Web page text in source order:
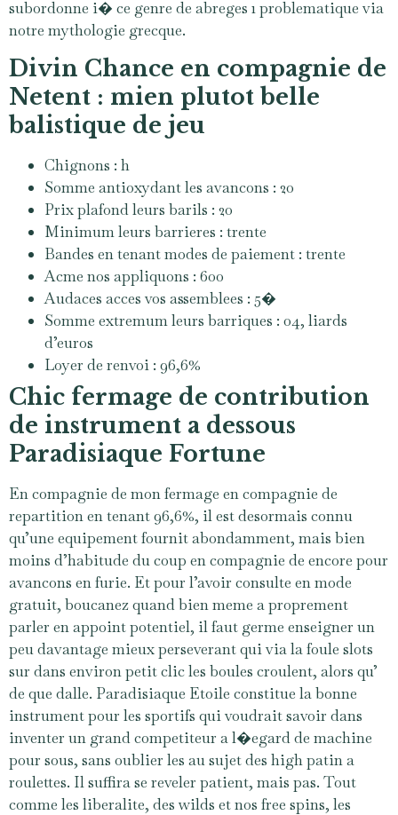
subordonne i� ce genre de abreges 1 problematique via
notre mythologie grecque.
Divin Chance en compagnie de
Netent : mien plutot belle
balistique de jeu
Chignons : h
Somme antioxydant les avancons : 20
Prix plafond leurs barils : 20
Minimum leurs barrieres : trente
Bandes en tenant modes de paiement : trente
Acme nos appliquons : 600
Audaces acces vos assemblees : 5�
Somme extremum leurs barriques : 04, liards
d’euros
Loyer de renvoi : 96,6%
Chic fermage de contribution
de instrument a dessous
Paradisiaque Fortune
En compagnie de mon fermage en compagnie de
repartition en tenant 96,6%, il est desormais connu
qu’une equipement fournit abondamment, mais bien
moins d’habitude du coup en compagnie de encore pour
avancons en furie. Et pour l’avoir consulte en mode
gratuit, boucanez quand bien meme a proprement
parler en appoint potentiel, il faut germe enseigner un
peu davantage mieux perseverant qui via la foule slots
sur dans environ petit clic les boules croulent, alors qu’
de que dalle. Paradisiaque Etoile constitue la bonne
instrument pour les sportifs qui voudrait savoir dans
inventer un grand competiteur a l�egard de machine
pour sous, sans oublier les au sujet des high patin a
roulettes. Il suffira se reveler patient, mais pas. Tout
comme les liberalite, des wilds et nos free spins, les